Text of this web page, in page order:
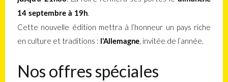
14 septembre à 19h.
Cette nouvelle édition mettra à l’honneur un pays riche
en culture et traditions : l’Allemagne, invitée de l’année.
Nos offres spéciales